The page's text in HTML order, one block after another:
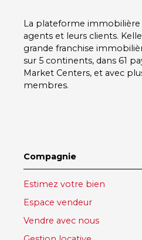
La plateforme
agents et leurs clients.
grande franchise
sur 5 continents, dans 61
Market Centers, et avec
membres.
Compagnie
Estimez votre bien
Espace vendeur
Vendre avec nous